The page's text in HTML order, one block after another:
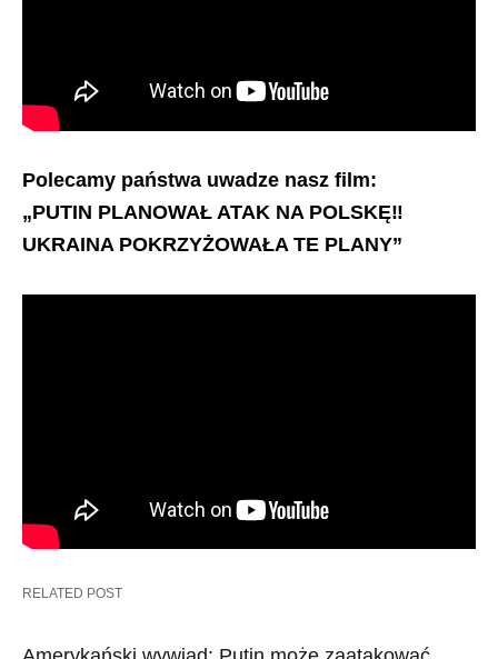
Polecamy państwa uwadze nasz film:
„PUTIN PLANOWAŁ ATAK NA POLSKĘ‼️
UKRAINA POKRZYŻOWAŁA TE PLANY”
RELATED POST